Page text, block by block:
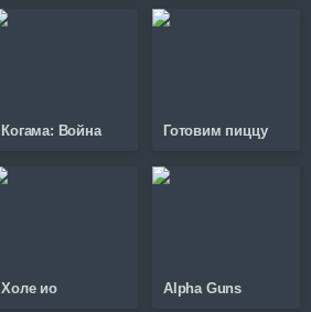
Когама: Война Готовим пиццу
Холе ио Alpha Guns